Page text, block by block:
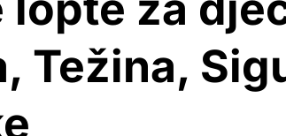
Težina,